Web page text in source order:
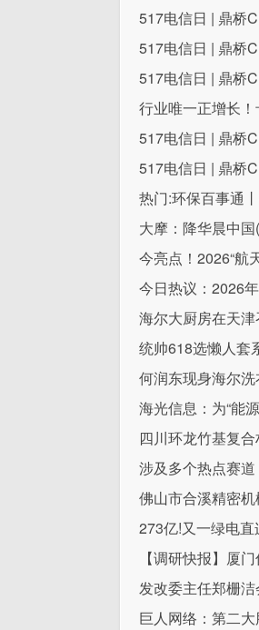
517电信日 | 鼎桥
517电信日 | 鼎桥
517电信日 | 鼎桥
行业唯一正增长
517电信日 | 鼎桥
517电信日 | 鼎桥
热门:环保百事通
大摩：降华晨中
今亮点！2026“航
今日热议：2026
海尔大厨房在天
统帅618选懒人套
何润东现身海尔
海光信息：为“能
四川环龙竹基复
涉及多个热点赛
佛山市合溪精密
273亿!又一绿电
【调研快报】厦
发改委主任郑栅
巨人网络：第二